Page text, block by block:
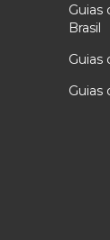
Guias
Brasil
Guias
Guias